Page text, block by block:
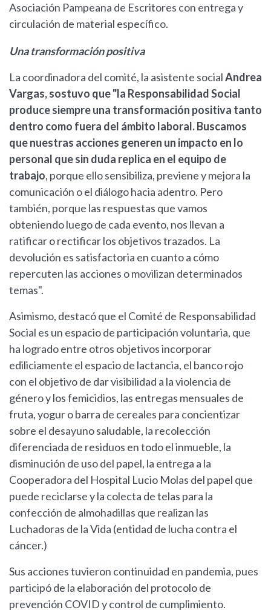
Asociación Pampeana de Escritores con entrega y
circulación de material específico.
Una transformación positiva
La coordinadora del comité, la asistente socialAndrea
Vargas, sostuvo que "la Responsabilidad Social
produce siempre una transformación positiva tanto
dentro como fuera del ámbito laboral. Buscamos
que nuestras acciones generen un impacto en lo
personal que sin duda replica en el equipo de
trabajo, porque ello sensibiliza, previene y mejora la
comunicación o el diálogo hacia adentro. Pero
también, porque las respuestas que vamos
obteniendo luego de cada evento, nos llevan a
ratificar o rectificar los objetivos trazados. La
devolución es satisfactoria en cuanto a cómo
repercuten las acciones o movilizan determinados
temas".
Asimismo, destacó que el Comité de Responsabilidad
Social es un espacio de participación voluntaria, que
ha logrado entre otros objetivos incorporar
ediliciamente el espacio de lactancia, el banco rojo
con el objetivo de dar visibilidad a la violencia de
género y los femicidios, las entregas mensuales de
fruta, yogur o barra de cereales para concientizar
sobre el desayuno saludable, la recolección
diferenciada de residuos en todo el inmueble, la
disminución de uso del papel, la entrega a la
Cooperadora del Hospital Lucio Molas del papel que
puede reciclarse y la colecta de telas para la
confección de almohadillas que realizan las
Luchadoras de la Vida (entidad de lucha contra el
cáncer.)
Sus acciones tuvieron continuidad en pandemia, pues
participó de la elaboración del protocolo de
prevención COVID y control de cumplimiento.